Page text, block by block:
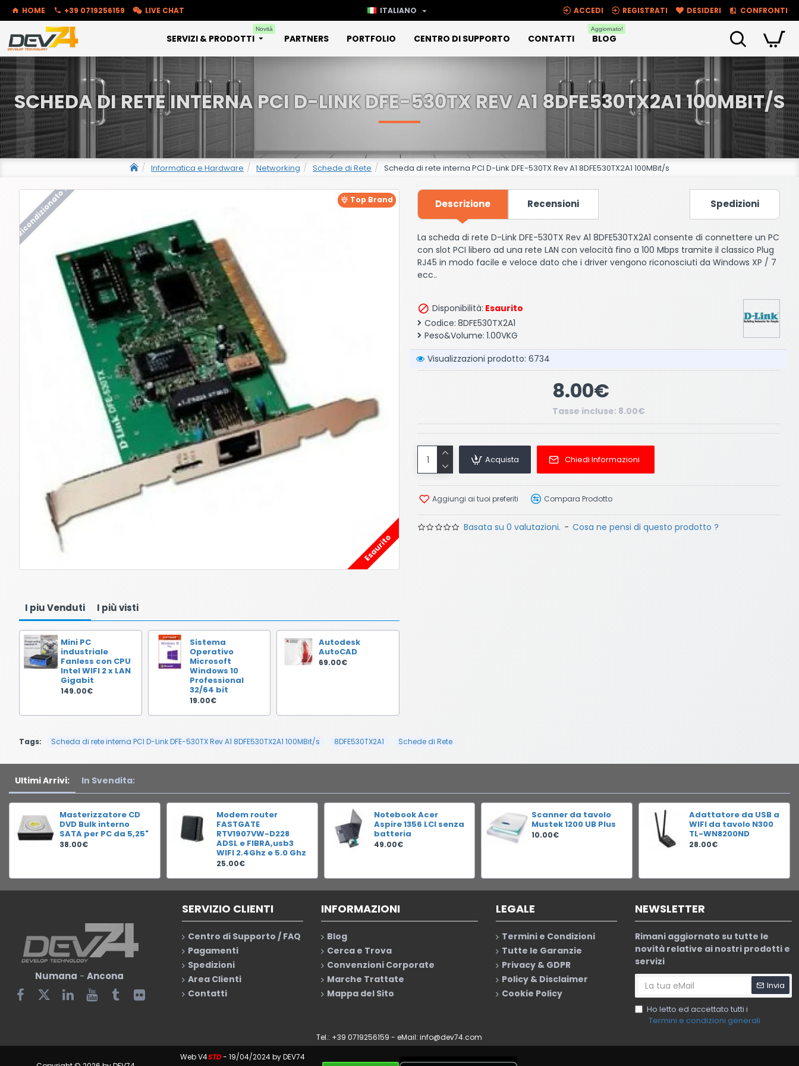
HOME +39 0719256159 LIVE CHAT ITALIANO ACCEDI REGISTRATI DESIDERI CONFRONTI
SERVIZI & PRODOTTI
Novità
PARTNERS PORTFOLIO CENTRO DI SUPPORTO CONTATTI BLOG
Aggiornato!
Informatica e Hardware Networking Schede di Rete Scheda di rete interna PCI D-Link DFE-530TX Rev A1 8DFE530TX2A1 100MBit/s
SCHEDA DI RETE INTERNA PCI D-LINK DFE-530TX REV A1 8DFE530TX2A1 100MBIT/S
Top Brand
Ricondizionato !
Esaurito
I piu Venduti I più visti
Mini PC
industriale
Fanless con CPU
Intel WIFI 2 x LAN
Gigabit
149.00€
Sistema
Operativo
Microsoft
Windows 10
Professional
32/64 bit
19.00€
Autodesk
AutoCAD
69.00€
Descrizione Recensioni Spedizioni
La scheda di rete D-Link DFE-530TX Rev A1 8DFE530TX2A1 consente di connettere un PC
con slot PCI libero ad una rete LAN con velocità fino a 100 Mbps tramite il classico Plug
RJ45 in modo facile e veloce dato che i driver vengono riconosciuti da Windows XP / 7
ecc..
Disponibilità: Esaurito
Codice: 8DFE530TX2A1
Peso&Volume: 1.00VKG
Visualizzazioni prodotto: 6734
Basata su 0 valutazioni. - Cosa ne pensi di questo prodotto ?
8.00€
Tasse incluse: 8.00€
Acquista Chiedi Informazioni
Aggiungi ai tuoi preferiti Compara Prodotto
Tags: Scheda di rete interna PCI D-Link DFE-530TX Rev A1 8DFE530TX2A1 100MBit/s 8DFE530TX2A1 Schede di Rete
Ultimi Arrivi: In Svendita:
Masterizzatore CD
DVD Bulk interno
SATA per PC da 5,25"
38.00€
Modem router
FASTGATE
RTV1907VW-D228
ADSL e FIBRA,usb3
WIFI 2.4Ghz e 5.0 Ghz
25.00€
Notebook Acer
Aspire 1356 LCI senza
batteria
49.00€
Scanner da tavolo
Mustek 1200 UB Plus
10.00€
Adattatore da USB a
WIFI da tavolo N300
TL-WN8200ND
28.00€
Numana - Ancona
SERVIZIO CLIENTI
Centro di Supporto / FAQ
Pagamenti
Spedizioni
Area Clienti
Contatti
INFORMAZIONI
Blog
Cerca e Trova
Convenzioni Corporate
Marche Trattate
Mappa del Sito
LEGALE
Termini e Condizioni
Tutte le Garanzie
Privacy & GDPR
Policy & Disclaimer
Cookie Policy
NEWSLETTER
Rimani aggiornato su tutte le
novità relative ai nostri prodotti e
servizi
Invia
Ho letto ed accettato tutti i
Termini e condizioni generali
Tel.: +39 0719256159 - eMail:info@dev74.com
Web V4STD- 19/04/2024 by DEV74